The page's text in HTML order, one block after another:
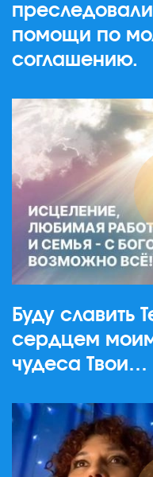
помощи по
соглашению.
Буду славить
сердцем
чудеса Твои…